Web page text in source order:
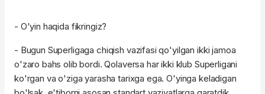
- O'yin haqida fikringiz?
- Bugun Superligaga chiqish vazifasi qo'yilgan ikki jamoa
o'zaro bahs olib bordi. Qolaversa har ikki klub Superligani
ko'rgan va o'ziga yarasha tarixga ega. O'yinga keladigan